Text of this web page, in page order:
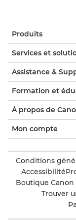
Produits
Services et
Assistance &
Formation et
À propos de
Mon compte
Conditions
Accessibilité
Boutique
Trouver